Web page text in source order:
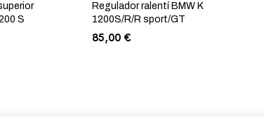
S
Regulador ralentí BMW K
1200S/R/R sport/GT
85,00 €